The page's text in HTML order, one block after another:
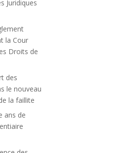
Juridiques
la Cour
Droits de
des
le nouveau
la faillite
ans de